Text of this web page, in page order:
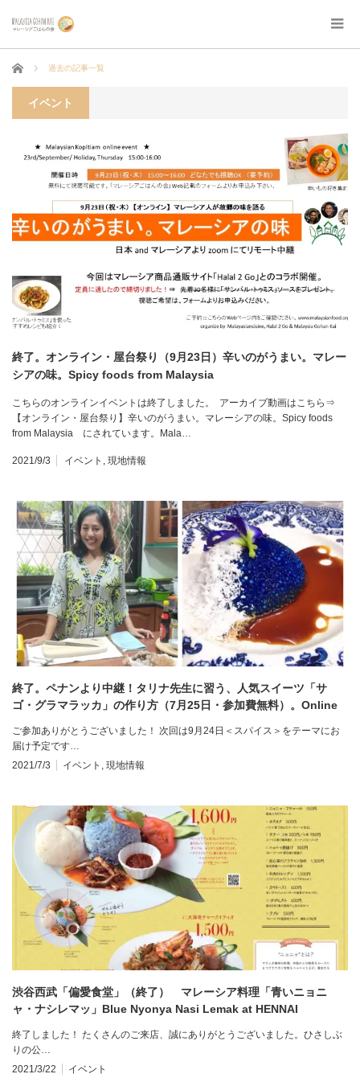
ホーム 過去の記事一覧
イベント
終了。オンライン・屋台祭り（9月23日）辛いのがうまい。マレー
シアの味。Spicy foods from Malaysia
こちらのオンラインイベントは終了しました。 アーカイブ動画はこちら⇒
【オンライン・屋台祭り】辛いのがうまい。マレーシアの味。Spicy foods
from Malaysia にされています。Mala…
2021/9/3 イベント , 現地情報
終了。ペナンより中継！タリナ先生に習う、人気スイーツ「サ
ゴ・グラマラッカ」の作り方（7月25日・参加費無料）。Online
ご参加ありがとうございました！ 次回は9月24日＜スパイス＞をテーマにお
届け予定です…
2021/7/3
イベント 現地情報
渋谷西武「偏愛食堂」（終了） マレーシア料理「青いニョニ
ャ・ナシレマッ」Blue Nyonya Nasi Lemak at HENNAI
終了しました！ たくさんのご来店、誠にありがとうございました。ひさしぶ
りの公…
2021/3/22
イベント